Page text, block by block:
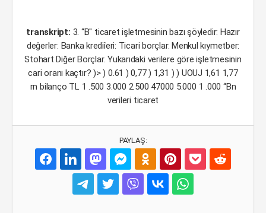
transkript: 3. “B" ticaret işletmesinin bazı şöyledir: Hazır
değerler: Banka krediîeri: Ticari borçlar. Menkul kıymetber:
Stohart Diğer Borçlar. Yukarıdaki verilere göre işletmesinin
cari oranı kaçtır? )> ) 0.61 ) 0,77 ) 1,31 ) ) UOUJ 1,61 1,77
rn bilanço TL 1 .500 3.000 2.500 47000 5.000 1 .000 “Bn
verileri ticaret
PAYLAŞ: